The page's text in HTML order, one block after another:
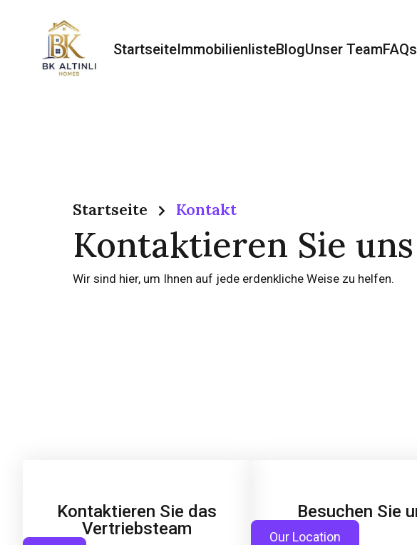
StartseiteImmobilienlisteBlogUnser TeamFAQs
Startseite Kontakt
Kontaktieren Sie uns
Wir sind hier, um Ihnen auf jede erdenkliche Weise zu helfen.
Kontaktieren Sie das
Vertriebsteam
Besuchen Sie
Our Location